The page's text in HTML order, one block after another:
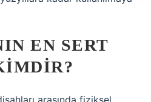
EN SERT
arasında fiziksel